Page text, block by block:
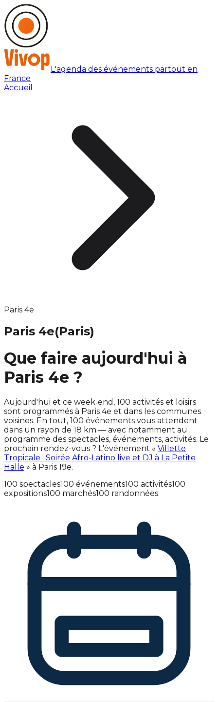
L'agenda des événements partout en
France
Accueil
Paris 4e
Paris 4e(Paris)
Que faire aujourd'hui à
Paris 4e ?
Aujourd'hui et ce week‑end, 100 activités et loisirs
sont programmés à Paris 4e et dans les communes
voisines. En tout, 100 événements vous attendent
dans un rayon de 18 km — avec notamment au
programme des spectacles, événements, activités. Le
prochain rendez-vous ? L'événement « Villette
Tropicale : Soirée Afro-Latino live et DJ à La Petite
Halle » à Paris 19e.
100 spectacles100 événements100 activités100
expositions100 marchés100 randonnées